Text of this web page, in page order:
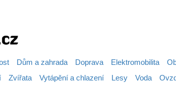
Dům a zahrada Doprava Elektromobilita
Zvířata Vytápění a chlazení Lesy Voda